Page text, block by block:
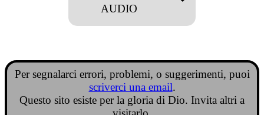
AUDIO
Per segnalarci errori, problemi, o suggerimenti, puoi
scriverci una email.
Questo sito esiste per la gloria di Dio. Invita altri a